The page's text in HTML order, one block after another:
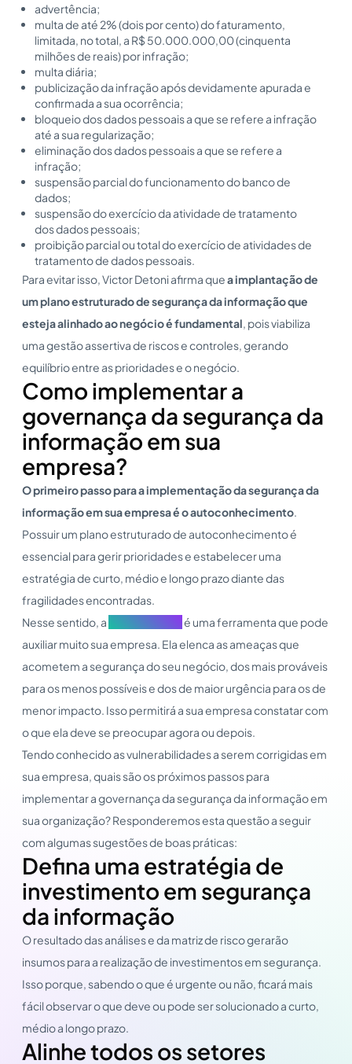
advertência;
multa de até 2% (dois por cento) do faturamento,
limitada, no total, a R$ 50.000.000,00 (cinquenta
milhões de reais) por infração;
multa diária;
publicização da infração após devidamente apurada e
confirmada a sua ocorrência;
bloqueio dos dados pessoais a que se refere a infração
até a sua regularização;
eliminação dos dados pessoais a que se refere a
infração;
suspensão parcial do funcionamento do banco de
dados;
suspensão do exercício da atividade de tratamento
dos dados pessoais;
proibição parcial ou total do exercício de atividades de
tratamento de dados pessoais.
Para evitar isso, Victor Detoni afirma quea implantação de
um plano estruturado de segurança da informação que
esteja alinhado ao negócio é fundamental, pois viabiliza
uma gestão assertiva de riscos e controles, gerando
equilíbrio entre as prioridades e o negócio.
Como implementar a
governança da segurança da
informação em sua
empresa?
O primeiro passo para a implementação da segurança da
informação em sua empresa é o autoconhecimento.
Possuir um plano estruturado de autoconhecimento é
essencial para gerir prioridades e estabelecer uma
estratégia de curto, médio e longo prazo diante das
fragilidades encontradas.
Nesse sentido, a
é uma ferramenta que pode
auxiliar muito sua empresa. Ela elenca as ameaças que
acometem a segurança do seu negócio, dos mais prováveis
para os menos possíveis e dos de maior urgência para os de
menor impacto. Isso permitirá a sua empresa constatar com
o que ela deve se preocupar agora ou depois.
Tendo conhecido as vulnerabilidades a serem corrigidas em
sua empresa, quais são os próximos passos para
implementar a governança da segurança da informação em
sua organização? Responderemos esta questão a seguir
com algumas sugestões de boas práticas:
Defina uma estratégia de
investimento em segurança
da informação
O resultado das análises e da matriz de risco gerarão
insumos para a realização de investimentos em segurança.
Isso porque, sabendo o que é urgente ou não, ficará mais
fácil observar o que deve ou pode ser solucionado a curto,
médio a longo prazo.
Alinhe todos os setores